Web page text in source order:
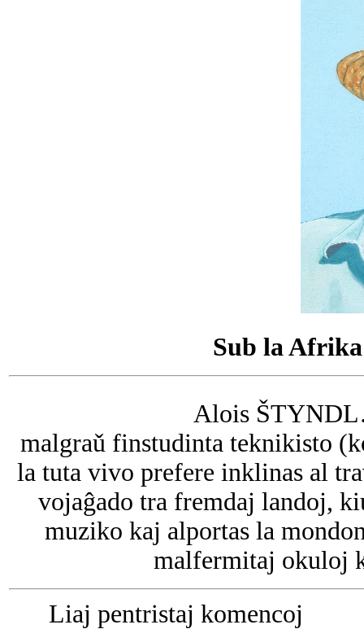
Sub la
Alois
malgraǔ finstudinta teknikisto
la tuta vivo prefere inklinas al
vojaĝado tra fremdaj landoj,
muziko kaj alportas la
malfermitaj okuloj
Liaj pentristaj komencoj